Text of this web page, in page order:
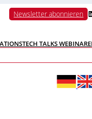
Newsletter abonnieren LinkedIn
TECH TALKS WEBINARE